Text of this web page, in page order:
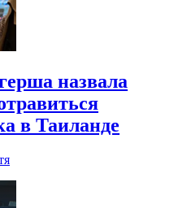
назвала
в Таиланде